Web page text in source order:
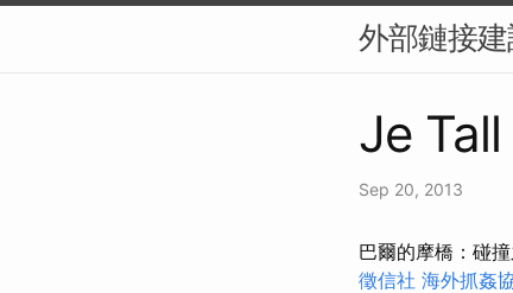
外部鏈接
Je
Sep 20, 2013
巴爾的摩橋：碰
徵信社 海外抓姦